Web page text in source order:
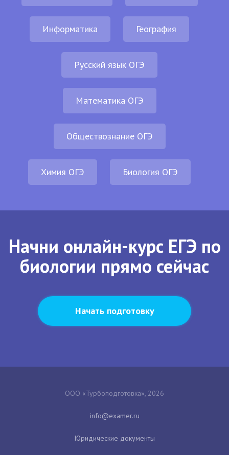
Информатика География
Русский язык ОГЭ
Математика ОГЭ
Обществознание ОГЭ
Химия ОГЭ Биология ОГЭ
Начни онлайн-курс ЕГЭ по
биологии прямо сейчас
Начать подготовку
ООО «Турбоподготовка», 2026
Юридические документы